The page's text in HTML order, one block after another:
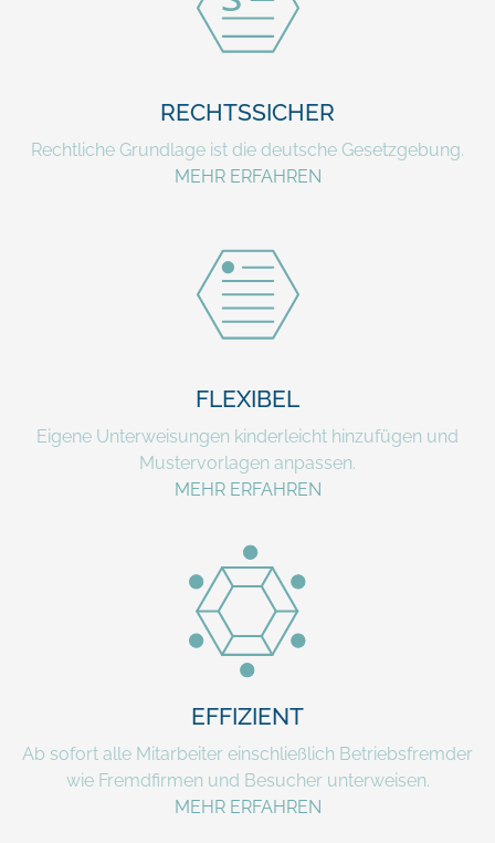
RECHTSSICHER
Rechtliche Grundlage ist die deutsche Gesetzgebung.
MEHR ERFAHREN
FLEXIBEL
Eigene Unterweisungen kinderleicht hinzufügen und
Mustervorlagen anpassen.
MEHR ERFAHREN
EFFIZIENT
Ab sofort alle Mitarbeiter einschließlich Betriebsfremder
wie Fremdfirmen und Besucher unterweisen.
MEHR ERFAHREN